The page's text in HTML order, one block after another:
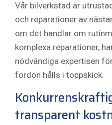
Vår bilverkstad är
och reparationer av
om det handlar om
komplexa reparationer,
nödvändiga expertisen
fordon hålls i toppskick.
transparent